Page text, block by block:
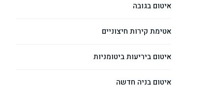
איטום בגובה
אטימת קירות חיצוניים
איטום ביריעות ביטומניות
איטום בניה חדשה